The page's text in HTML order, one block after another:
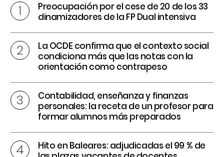
Preocupación por el cese de 20 de los 33
dinamizadores de la FP Dual intensiva
La OCDE confirma que el contexto social
condiciona más que las notas con la
orientación como contrapeso
Contabilidad, enseñanza y finanzas
personales: la receta de un profesor para
formar alumnos más preparados
Hito en Baleares: adjudicadas el 99 % de